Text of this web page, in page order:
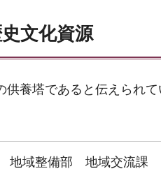
文化資源
養塔であると伝えられて
地域整備部 地域交流課